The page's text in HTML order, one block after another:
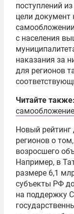
поступлений
цели документ
с населения
наказания за
для регионов
Читайте также:
Новый рейтинг
регионов о
возросшего
Например, в
размере 6,1
субъекты РФ
на поддержку